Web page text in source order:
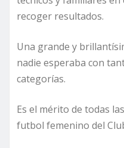
recoger resultados.
Una grande y
nadie esperaba con
categorías.
Es el mérito de todas
futbol femenino del